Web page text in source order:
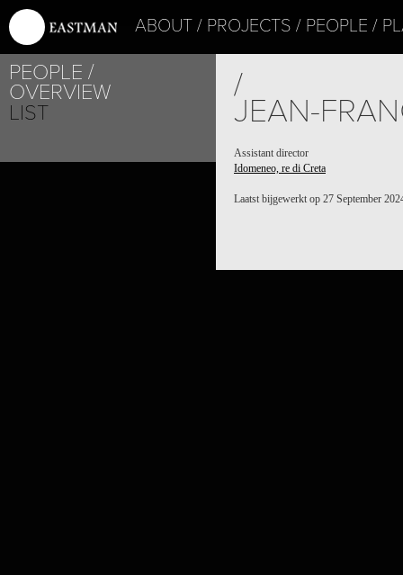
ABOUT PROJECTS PEOPLE
PEOPLE
OVERVIEW
LIST
/
JEAN-
Assistant director
Idomeneo, re di Creta
Laatst bijgewerkt op 27 September